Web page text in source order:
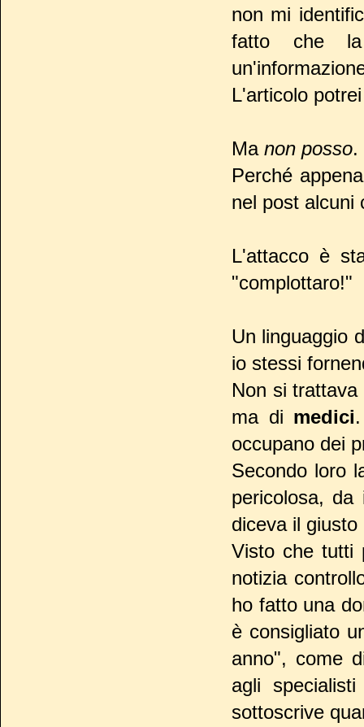
non mi
fatto che la
L'articolo
Ma non posso.
Perché
nel post alcuni
L'attacco è
"complottaro!"
Un linguaggio
io stessi
Non si
ma di medici
occupano dei
Secondo loro
pericolosa, da
diceva il
Visto che tutti
notizia
ho fatto una
è consigliato
anno", come
agli
sottoscrive